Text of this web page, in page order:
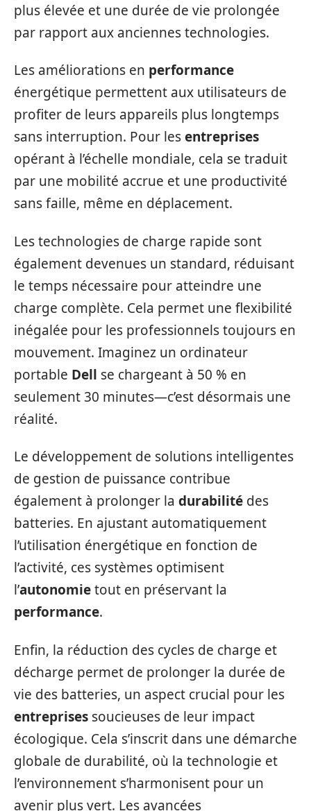
plus élevée et une durée de vie prolongée
par rapport aux anciennes technologies.
Les améliorations en performance
énergétique permettent aux utilisateurs de
profiter de leurs appareils plus longtemps
sans interruption. Pour lesentreprises
opérant à l’échelle mondiale, cela se traduit
par une mobilité accrue et une productivité
sans faille, même en déplacement.
Les technologies de charge rapide sont
également devenues un standard, réduisant
le temps nécessaire pour atteindre une
charge complète. Cela permet une flexibilité
inégalée pour les professionnels toujours en
mouvement. Imaginez un ordinateur
portable Dell se chargeant à 50 % en
seulement 30 minutes—c’est désormais une
réalité.
Le développement de solutions intelligentes
de gestion de puissance contribue
également à prolonger la durabilité des
batteries. En ajustant automatiquement
l’utilisation énergétique en fonction de
l’activité, ces systèmes optimisent
l’autonomietout en préservant la
performance.
Enfin, la réduction des cycles de charge et
décharge permet de prolonger la durée de
vie des batteries, un aspect crucial pour les
entreprises soucieuses de leur impact
écologique. Cela s’inscrit dans une démarche
globale de durabilité, où la technologie et
l’environnement s’harmonisent pour un
avenir plus vert. Les avancées